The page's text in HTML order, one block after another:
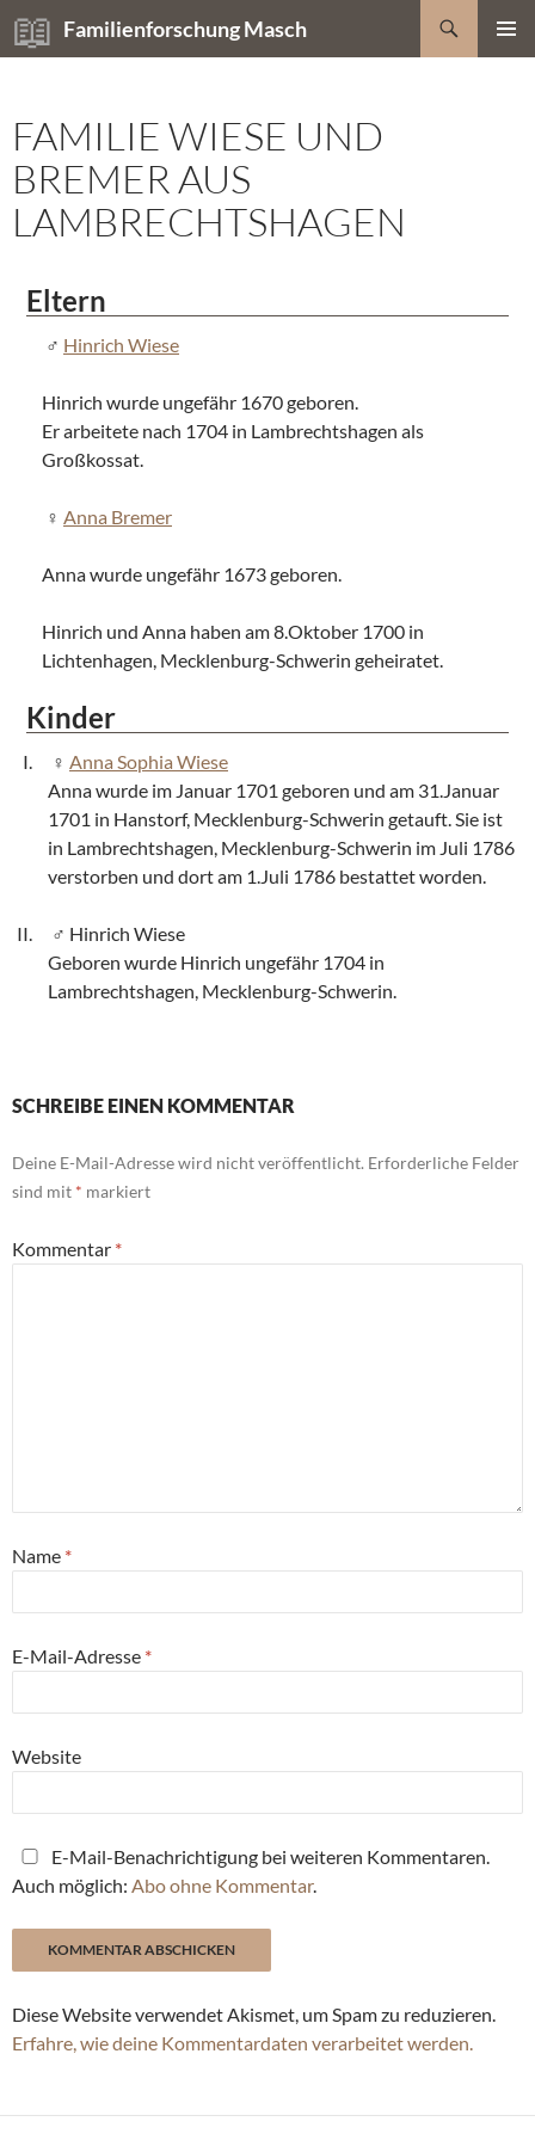
Zum
Inhalt
Familienforschung Masch
Suchen
FAMILIE WIESE UND
BREMER AUS
LAMBRECHTSHAGEN
Eltern
Hinrich Wiese
Hinrich wurde ungefähr 1670 geboren.
Er arbeitete nach 1704 in Lambrechtshagen als
Großkossat.
Anna Bremer
Anna wurde ungefähr 1673 geboren.
Hinrich und Anna haben am 8.Oktober 1700 in
Lichtenhagen, Mecklenburg-Schwerin geheiratet.
Kinder
Anna Sophia Wiese
Anna wurde im Januar 1701 geboren und am 31.Januar
1701 in Hanstorf, Mecklenburg-Schwerin getauft. Sie ist
in Lambrechtshagen, Mecklenburg-Schwerin im Juli 1786
verstorben und dort am 1.Juli 1786 bestattet worden.
Hinrich Wiese
Geboren wurde Hinrich ungefähr 1704 in
Lambrechtshagen, Mecklenburg-Schwerin.
SCHREIBE EINEN KOMMENTAR
Deine E-Mail-Adresse wird nicht veröffentlicht. Erforderliche Felder
sind mit * markiert
Kommentar *
Name *
E-Mail-Adresse *
Website
E-Mail-Benachrichtigung bei weiteren Kommentaren.
Auch möglich: Abo ohne Kommentar.
Diese Website verwendet Akismet, um Spam zu reduzieren.
Erfahre, wie deine Kommentardaten verarbeitet werden.